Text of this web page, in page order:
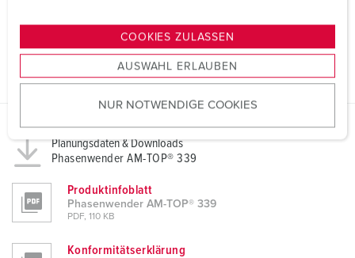
s
u
w
h
l
COOKIES ZULASSEN
AUSWAHL ERLAUBEN
NUR NOTWENDIGE COOKIES
Planungsdaten & Downloads
Phasenwender AM-TOP® 339
Produktinfoblatt
Phasenwender AM-TOP® 339
PDF, 110 KB
Konformitätserklärung